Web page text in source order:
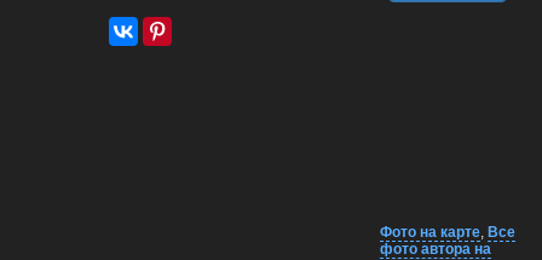
Фото на карте, Все
фото автора на